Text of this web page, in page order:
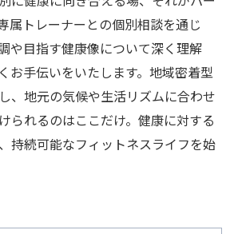
属トレーナーとの個別相談を通じ
や目指す健康像について深く理解
お手伝いをいたします。地域密着型
、地元の気候や生活リズムに合わせ
られるのはここだけ。健康に対する
持続可能なフィットネスライフを始